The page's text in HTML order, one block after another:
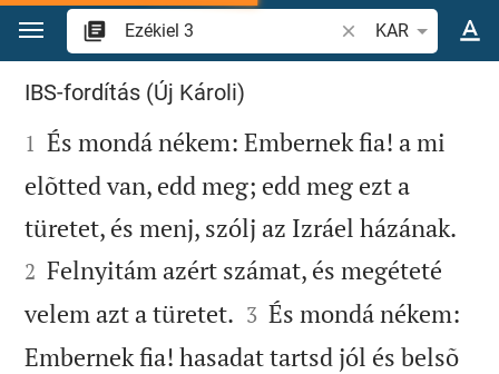
Ugrás a tartalomra
Igevers vagy szó
KAR
Ezékiel 3
IBS-fordítás (Új Károli)

1 És mondá nékem: Embernek fia! a mi
elõtted van, edd meg; edd meg ezt a
türetet, és menj, szólj az Izráel házának.
2 Felnyitám azért számat, és megéteté
velem azt a türetet. 

3 És mondá nékem:
Embernek fia! hasadat tartsd jól és belsõ